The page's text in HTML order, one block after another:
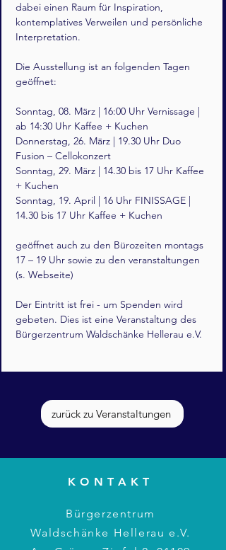
dabei einen Raum für Inspiration,
kontemplatives Verweilen und persönliche
Interpretation.
Die Ausstellung ist an folgenden Tagen
geöffnet:
Sonntag, 08. März | 16:00 Uhr Vernissage |
ab 14:30 Uhr Kaffee + Kuchen
Donnerstag, 26. März | 19.30 Uhr Duo
Fusion – Cellokonzert
Sonntag, 29. März | 14.30 bis 17 Uhr Kaffee
+ Kuchen
Sonntag, 19. April | 16 Uhr FINISSAGE |
14.30 bis 17 Uhr Kaffee + Kuchen
geöffnet auch zu den Bürozeiten montags
17 – 19 Uhr sowie zu den veranstaltungen
(s. Webseite)
Der Eintritt ist frei - um Spenden wird
gebeten. Dies ist eine Veranstaltung des
Bürgerzentrum Waldschänke Hellerau e.V.
zurück zu Veranstaltungen
KONTAKT
Bürgerzentrum
Waldschänke Hellerau e.V.